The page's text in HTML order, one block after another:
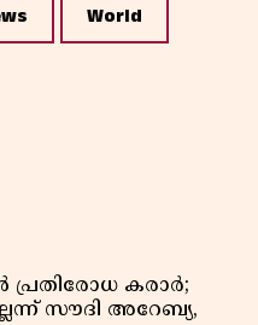
World
പ്രതിരോധ കരാർ;
സൗദി അറേബ്യ,